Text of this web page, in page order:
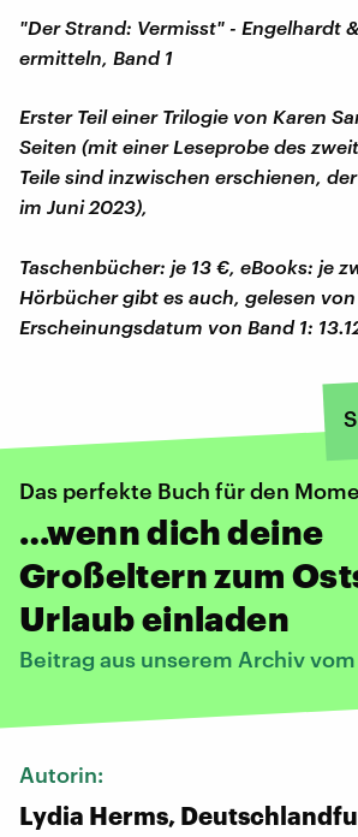
"Der Strand: Vermisst" - Engelhardt
ermitteln, Band 1
Erster Teil einer Trilogie von Karen
Seiten (mit einer Leseprobe des
Teile sind inzwischen erschienen,
im Juni 2023),
Taschenbücher: je 13 €, eBooks: je
Hörbücher gibt es auch, gelesen
Erscheinungsdatum von Band 1:
Das perfekte Buch für den
…wenn dich deine
Großeltern zum
Urlaub einladen
Beitrag aus unserem Archiv
Autorin:
Lydia Herms,